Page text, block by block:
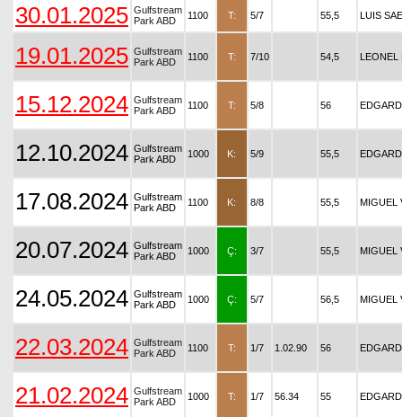
30.01.2025 Gulfstream
Park ABD
1100 T: 5/7 55,5 LUIS
19.01.2025 Gulfstream
Park ABD
1100 T: 7/10 54,5 LEONEL
15.12.2024 Gulfstream
Park ABD
1100 T: 5/8 56
12.10.2024 Gulfstream
Park ABD
1000 K: 5/9 55,5
17.08.2024 Gulfstream
Park ABD
1100 K: 8/8 55,5 MIGUEL
20.07.2024 Gulfstream
Park ABD
1000 Ç: 3/7 55,5 MIGUEL
24.05.2024 Gulfstream
Park ABD
1000 Ç: 5/7 56,5 MIGUEL
22.03.2024 Gulfstream
Park ABD
1100 T: 1/7 1.02.90 56
21.02.2024 Gulfstream
Park ABD
1000 T: 1/7 56.34 55